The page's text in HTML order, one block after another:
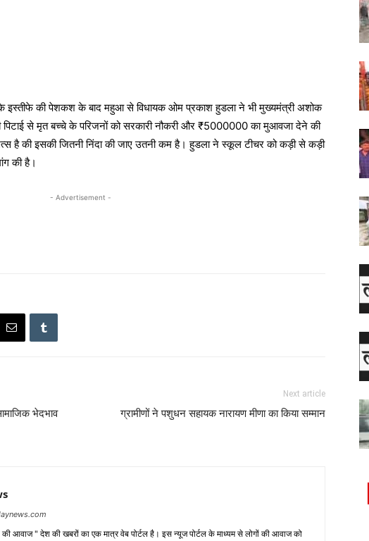
इस्तीफे की पेशकश के बाद महुआ से विधायक ओम प्रकाश हुडला ने भी मुख्यमंत्री अशोक
से मृत बच्चे के परिजनों को सरकारी नौकरी और ₹5000000 का मुआवजा देने की
है की इसकी जितनी निंदा की जाए उतनी कम है। हुडला ने स्कूल टीचर को कड़ी से कड़ी
की है।
- Advertisement -
भेदभाव
Next article
ग्रामीणों ने पशुधन सहायक नारायण मीणा का किया सम्मान
आवाज " देश की खबरों का एक मात्र वेब पोर्टल है। इस न्यूज पोर्टल के माध्यम से लोगों की आवाज को